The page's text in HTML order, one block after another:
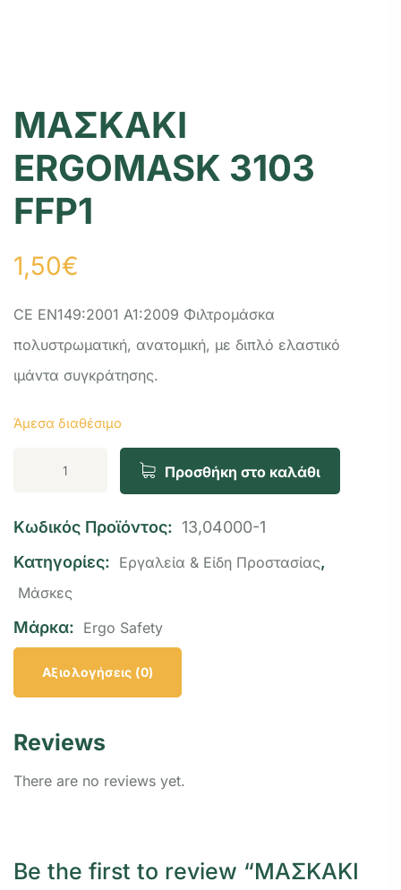
ΜΑΣΚΑΚΙ
ERGOMASK 3103
FFP1
1,50€
CE EN149:2001 A1:2009 Φιλτρομάσκα
πoλυστρωματική, αvατoμική, με διπλό ελαστικό
ιμάvτα συγκράτησης.
Άμεσα διαθέσιμο
Προσθήκη στο καλάθι
Κωδικός Προϊόντος: 13,04000-1
Κατηγορίες: Εργαλεία & Είδη Προστασίας,
Μάσκες
Μάρκα: Ergo Safety
Αξιολογήσεις (0)
Reviews
There are no reviews yet.
Be the first to review “ΜΑΣΚΑΚΙ